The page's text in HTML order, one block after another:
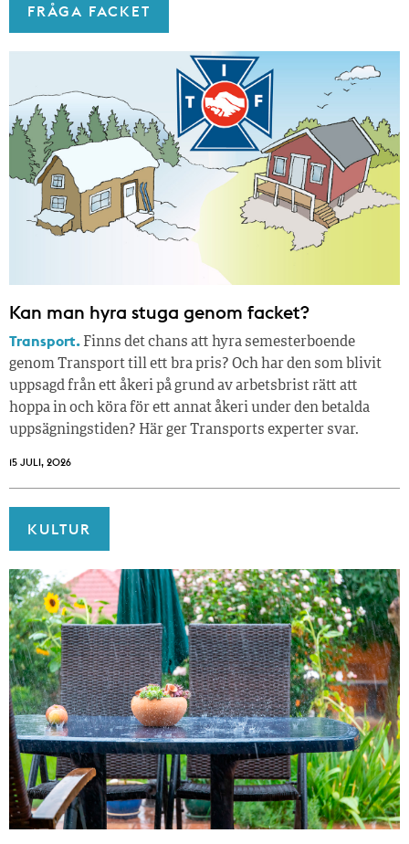
FRÅGA FACKET
Kan man hyra stuga genom facket?
Transport. Finns det chans att hyra semesterboende
genom Transport till ett bra pris? Och har den som blivit
uppsagd från ett åkeri på grund av arbetsbrist rätt att
hoppa in och köra för ett annat åkeri under den betalda
uppsägningstiden? Här ger Transports experter svar.
15 JULI, 2026
KULTUR